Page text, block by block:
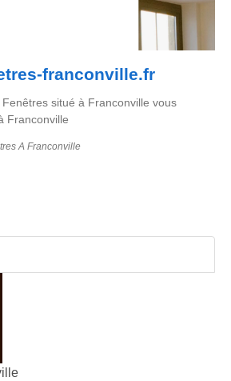
franconville.fr
situé à Franconville vous
Franconville
A Franconville